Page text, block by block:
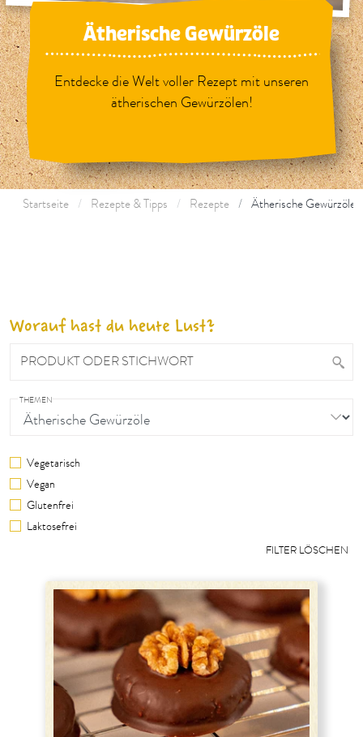
Ätherische Gewürzöle
Entdecke die Welt voller Rezept mit unseren
ätherischen Gewürzölen!
Startseite Rezepte & Tipps Rezepte Ätherische Gewürzöle
Worauf hast du heute Lust?
PRODUKT ODER STICHWORT
THEMEN
Vegetarisch
Vegan
Glutenfrei
Laktosefrei
FILTER LÖSCHEN